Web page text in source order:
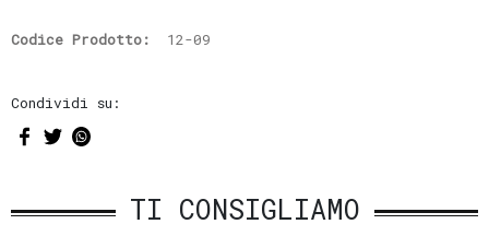
Codice Prodotto: 12-09
Condividi su:
TI CONSIGLIAMO